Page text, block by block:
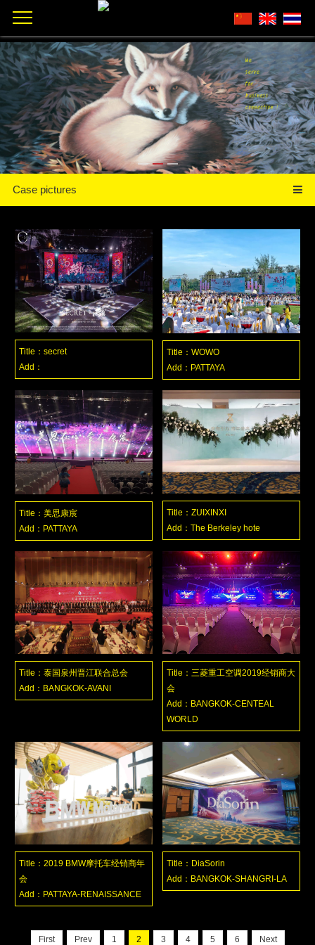
Case pictures
Title：secret
Add：
Title：WOWO
Add：PATTAYA
Title：美思康宸
Add：PATTAYA
Title：ZUIXINXI
Add：The Berkeley hote
Title：泰国泉州晋江联合总会
Add：BANGKOK-AVANI
Title：三菱重工空调2019经销商大
会
Add：BANGKOK-CENTEAL
WORLD
Title：2019 BMW摩托车经销商年
会
Add：PATTAYA-RENAISSANCE
Title：DiaSorin
Add：BANGKOK-SHANGRI-LA
First Prev 1 2 3 4 5 6 Next